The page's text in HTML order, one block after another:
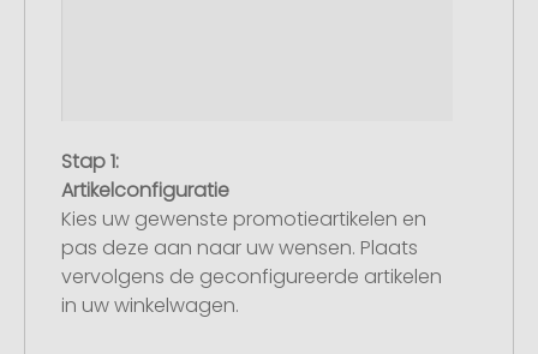
Stap 1:
Artikelconfiguratie
Kies uw gewenste promotieartikelen en
pas deze aan naar uw wensen. Plaats
vervolgens de geconfigureerde artikelen
in uw winkelwagen.